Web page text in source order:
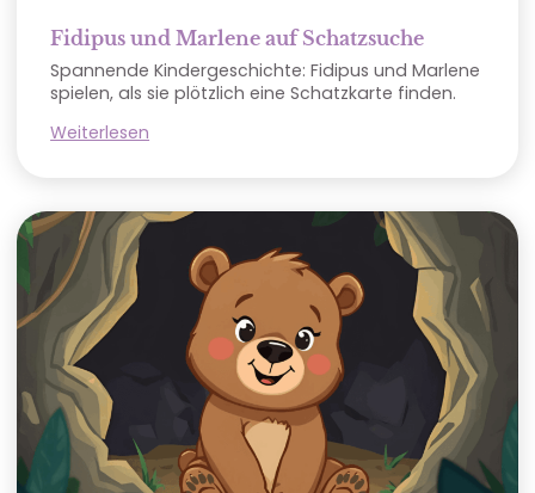
Fidipus und Marlene auf Schatzsuche
Spannende Kindergeschichte: Fidipus und Marlene
spielen, als sie plötzlich eine Schatzkarte finden.
Weiterlesen